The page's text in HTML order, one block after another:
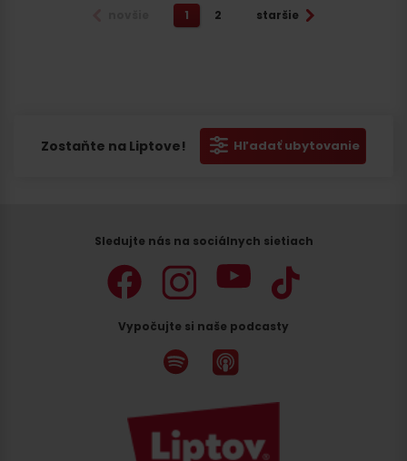
1 2 staršie
Zostaňte na Liptove! Hľadať ubytovanie
Sledujte nás na sociálnych sietiach
Vypočujte si naše podcasty